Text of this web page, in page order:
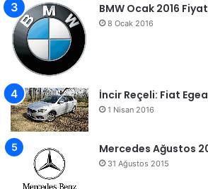
BMW Ocak 2016
8 Ocak 2016
İncir Reçeli: Fiat
1 Nisan 2016
Mercedes Ağustos
31 Ağustos 2015